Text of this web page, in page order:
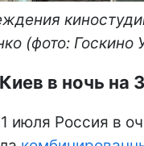
(фото: Госкино
в ночь на
июля Россия в